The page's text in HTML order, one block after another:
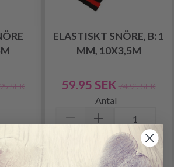
SEK
ELASTISKT SNÖRE, B: 1
MM, 10X3,5M
59.95 SEK 74.95 SEK
Antal
Lägg till varukorgen